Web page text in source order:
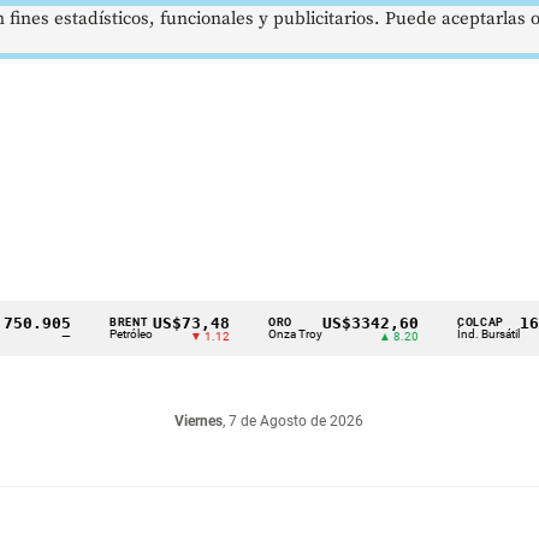
BRENT
Petróleo
US$73,48
▼ 1.12
ORO
Onza Troy
US$3342,60 COLCAP
Índ. Bursátil
Viernes, 7 de Agosto de 2026
estadísticos, funcionales y publicitarios. Puede aceptarlas